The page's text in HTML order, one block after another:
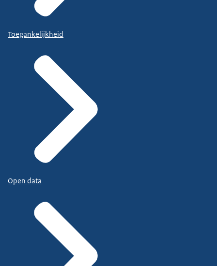
Toegankelijkheid
Open data